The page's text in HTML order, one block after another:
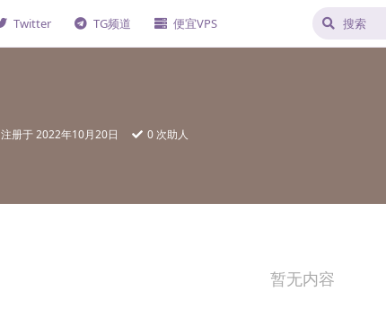
Twitter TG频道 便宜VPS
注册于2022年10月20日 0 次助人
暂无内容